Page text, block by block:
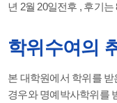
년 2월 20일전후 , 후기
학위수여의
본 대학원에서 학위를
경우와 명예박사학위를